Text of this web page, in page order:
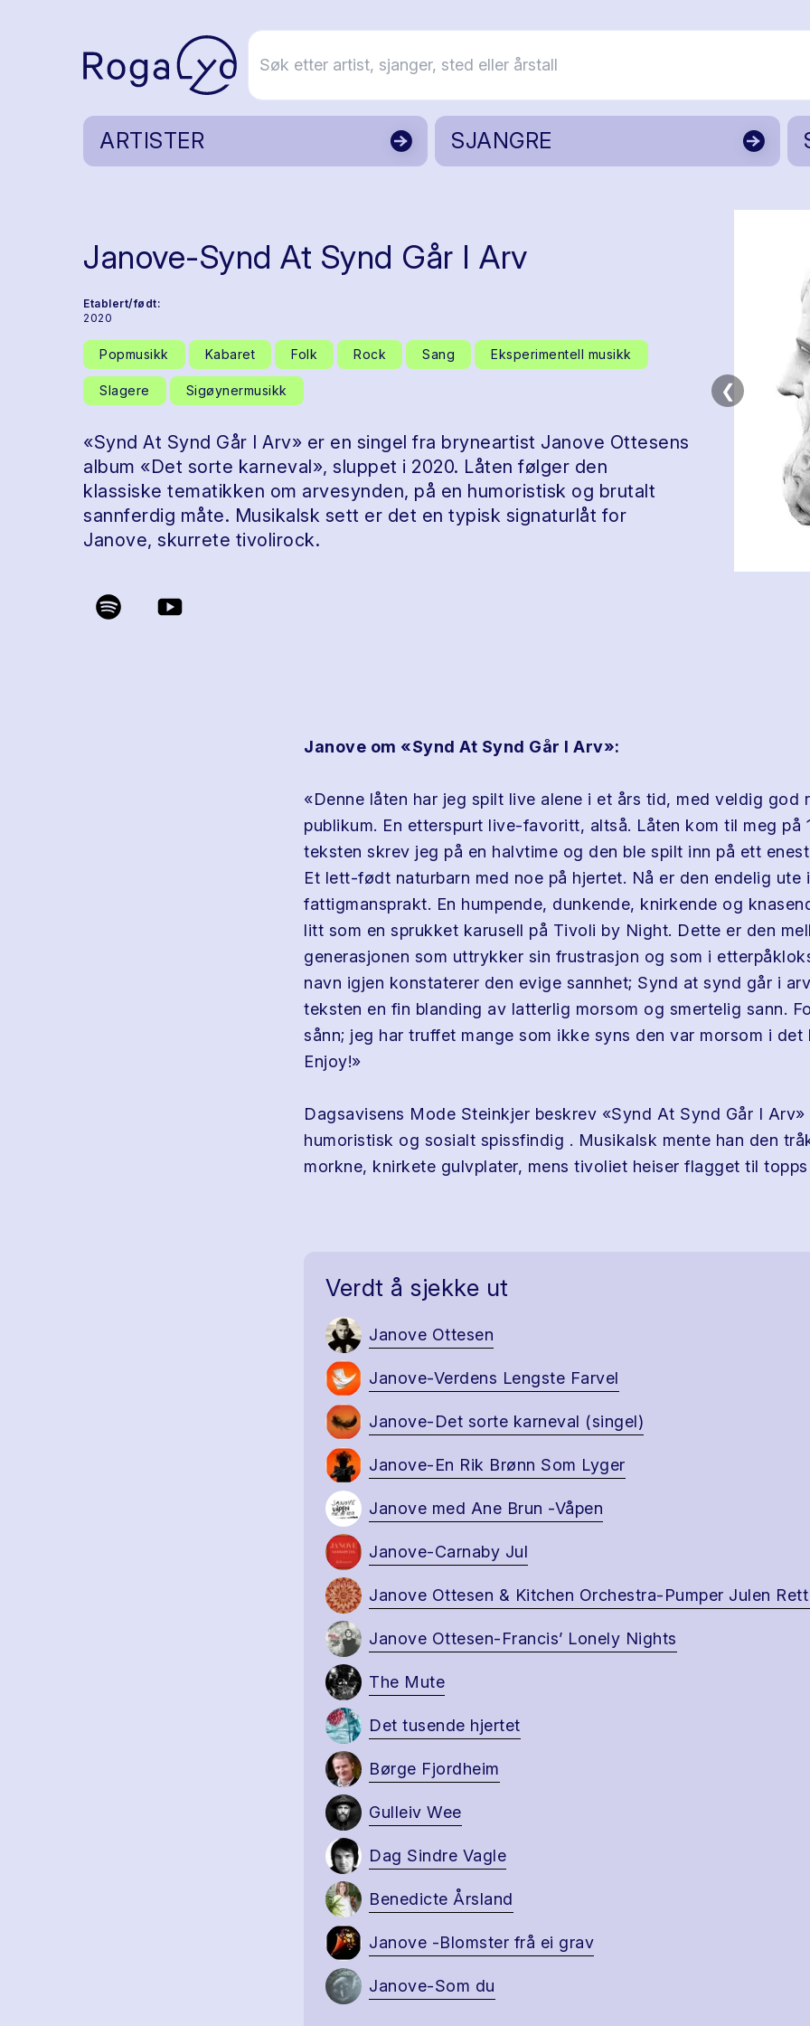
ARTISTER SJANGRE
Janove-Synd At Synd Går I Arv
Etablert/født:
2020
Popmusikk Kabaret Folk Rock Sang Eksperimentell musikk
Slagere Sigøynermusikk
«Synd At Synd Går I Arv» er en singel fra bryneartist Janove Ottesens
album «Det sorte karneval», sluppet i 2020. Låten følger den
klassiske tematikken om arvesynden, på en humoristisk og brutalt
sannferdig måte. Musikalsk sett er det en typisk signaturlåt for
Janove, skurrete tivolirock.
❮
Janove om «Synd At Synd Går I Arv»:
«Denne låten har jeg spilt live alene i et års tid, med veldig god
publikum. En etterspurt live-favoritt, altså. Låten kom til meg på
teksten skrev jeg på en halvtime og den ble spilt inn på ett
Et lett-født naturbarn med noe på hjertet. Nå er den endelig ute
fattigmansprakt. En humpende, dunkende, knirkende og
litt som en sprukket karusell på Tivoli by Night. Dette er den
generasjonen som uttrykker sin frustrasjon og som i
navn igjen konstaterer den evige sannhet; Synd at synd går i
teksten en fin blanding av latterlig morsom og smertelig sann.
sånn; jeg har truffet mange som ikke syns den var morsom i det
Enjoy!»
Dagsavisens Mode Steinkjer beskrev «Synd At Synd Går I Arv»
humoristisk og sosialt spissfindig . Musikalsk mente han den
morkne, knirkete gulvplater, mens tivoliet heiser flagget til topps
Verdt å sjekke ut
Janove Ottesen
Janove-Verdens Lengste Farvel
Janove-Det sorte karneval (singel)
Janove-En Rik Brønn Som Lyger
Janove med Ane Brun -Våpen
Janove-Carnaby Jul
Janove Ottesen & Kitchen Orchestra-Pumper Julen
Janove Ottesen-Francis’ Lonely Nights
The Mute
Det tusende hjertet
Børge Fjordheim
Gulleiv Wee
Dag Sindre Vagle
Benedicte Årsland
Janove -Blomster frå ei grav
Janove-Som du